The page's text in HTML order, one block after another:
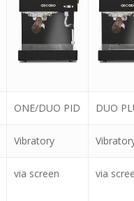
ONE/DUO PID DUO
Vibratory
via screen via